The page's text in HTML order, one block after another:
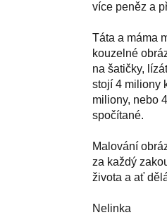
více peněz a
Táta a máma
kouzelné
na šatičky,
stojí 4 miliony
miliony, nebo
spočítané.
Malování
za každý
života a ať
Nelinka